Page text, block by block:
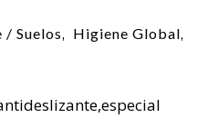
/ Suelos, Higiene Global,